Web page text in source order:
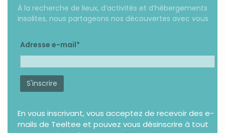
À la recherche de lieux, d’activités et d’hébergements
insolites, nous partageons nos découvertes avec vous
Adresse e-mail*
En vous inscrivant, vous acceptez de recevoir des e-
mails de Teeltee et pouvez vous désinscrire à tout